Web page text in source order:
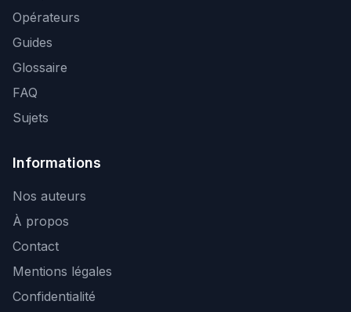
Opérateurs
Guides
Glossaire
FAQ
Sujets
Informations
Nos auteurs
À propos
Contact
Mentions légales
Confidentialité